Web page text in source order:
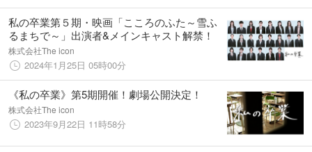
私の卒業第５期・映画「こころのふた～雪ふ
るまちで～」出演者&メインキャスト解禁！
株式会社The icon
2024年1月25日 05時00分
《私の卒業》第5期開催！劇場公開決定！
株式会社The icon
2023年9月22日 11時58分